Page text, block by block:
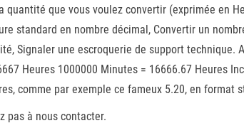
quantité que vous voulez convertir (exprimée
standard en nombre décimal, Convertir un
Signaler une escroquerie de support
Heures 1000000 Minutes = 16666.67 Heures
comme par exemple ce fameux 5.20, en format
pas à nous contacter.